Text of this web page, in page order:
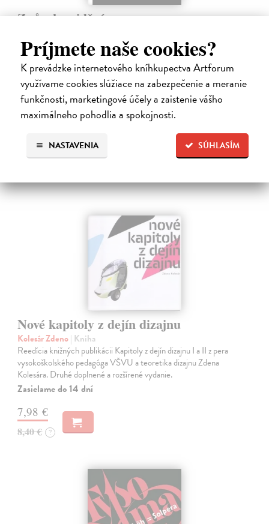
Príjmete naše cookies?
K prevádzke internetového kníhkupectva Artforum
využívame cookies slúžiace na zabezpečenie a meranie
funkčnosti, marketingové účely a zaistenie vášho
maximálneho pohodlia a spokojnosti.
SÚHLASÍM
NASTAVENIA
Způsoby vidění
Jedna z najinšpiratívnejších a najvplyvnejších kníh o umení a vizualite,
ktorá je právom považovaná za zakladateľskú klasiku odbore
vizuálnych štúdií. Sedem esejí (z ktorých tri sú čisto obrazové) sa
zaoberá…
Zasielame do 12 dní
13,48 €
Nové kapitoly z dejín dizajnu
Kolesár Zdeno| Kniha
Reedícia knižných publikácii Kapitoly z dejín dizajnu I a II z pera
vysokoškolského pedagóga VŠVU a teoretika dizajnu Zdena
Kolesára. Druhé doplnené a rozšírené vydanie.
Zasielame do 14 dní
7,98 €
8,40 € ?